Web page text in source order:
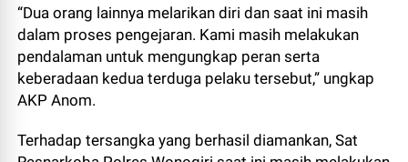
“Dua orang lainnya melarikan diri dan saat ini masih
dalam proses pengejaran. Kami masih melakukan
pendalaman untuk mengungkap peran serta
keberadaan kedua terduga pelaku tersebut,” ungkap
AKP Anom.
Terhadap tersangka yang berhasil diamankan, Sat